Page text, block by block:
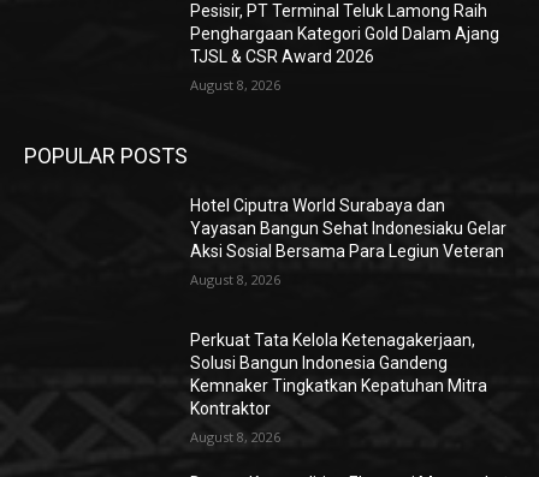
Pesisir, PT Terminal Teluk Lamong Raih
Penghargaan Kategori Gold Dalam Ajang
TJSL & CSR Award 2026
August 8, 2026
POPULAR POSTS
Hotel Ciputra World Surabaya dan
Yayasan Bangun Sehat Indonesiaku Gelar
Aksi Sosial Bersama Para Legiun Veteran
August 8, 2026
Perkuat Tata Kelola Ketenagakerjaan,
Solusi Bangun Indonesia Gandeng
Kemnaker Tingkatkan Kepatuhan Mitra
Kontraktor
August 8, 2026